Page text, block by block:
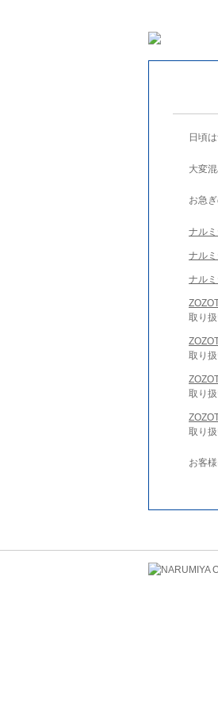
日頃
大変
お急
ナル
ナル
ナル
取り
取り
取り
取り
お客